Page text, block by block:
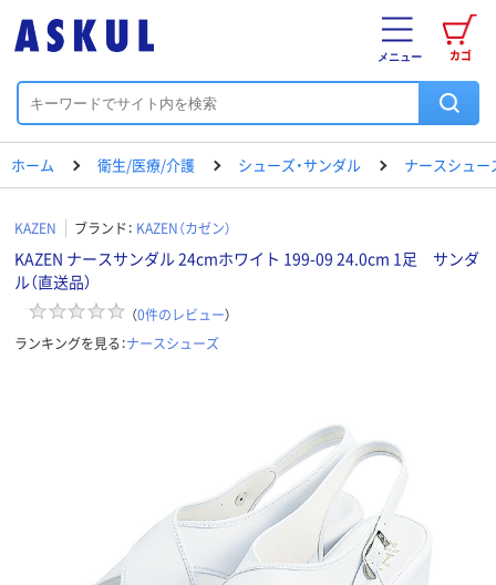
カゴ
メニュー
ホーム 衛生/医療/介護 シューズ・サンダル ナースシュー
KAZEN ブランド： KAZEN（カゼン）
KAZEN ナースサンダル 24cmホワイト 199-09 24.0cm 1足 サンダ
ル（直送品）
（0件のレビュー）
ランキングを見る：ナースシューズ